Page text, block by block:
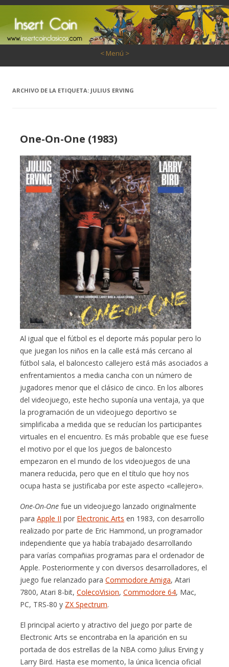
< Menú >
ARCHIVO DE LA ETIQUETA: JULIUS ERVING
One-On-One (1983)
Al igual que el fútbol es el deporte más popular pero lo
que juegan los niños en la calle está más cercano al
fútbol sala, el baloncesto callejero está más asociados a
enfrentamientos a media cancha con un número de
jugadores menor que el clásico de cinco. En los albores
del videojuego, este hecho suponía una ventaja, ya que
la programación de un videojuego deportivo se
simplificaba a medida que se reducían los participantes
virtuales en el encuentro. Es más probable que ese fuese
el motivo por el que los juegos de baloncesto
empezaron en el mundo de los videojuegos de una
manera reducida, pero que en el título que hoy nos
ocupa hasta se justificaba por este aspecto «callejero».
One-On-Onefue un videojuego lanzado originalmente
paraApple II por Electronic Arts en 1983, con desarrollo
realizado por parte de Eric Hammond, un programador
independiente que ya había trabajado desarrollando
para varías compañias programas para el ordenador de
Apple. Posteriormente y con diversos desarrolladores, el
juego fue relanzado paraCommodore Amiga, Atari
7800, Atari 8-bit,ColecoVision,Commodore 64, Mac,
PC, TRS-80 y ZX Spectrum.
El principal acierto y atractivo del juego por parte de
Electronic Arts se encontraba en la aparición en su
portada de dos estrellas de la NBA como Julius Erving y
Larry Bird. Hasta ese momento, la única licencia oficial